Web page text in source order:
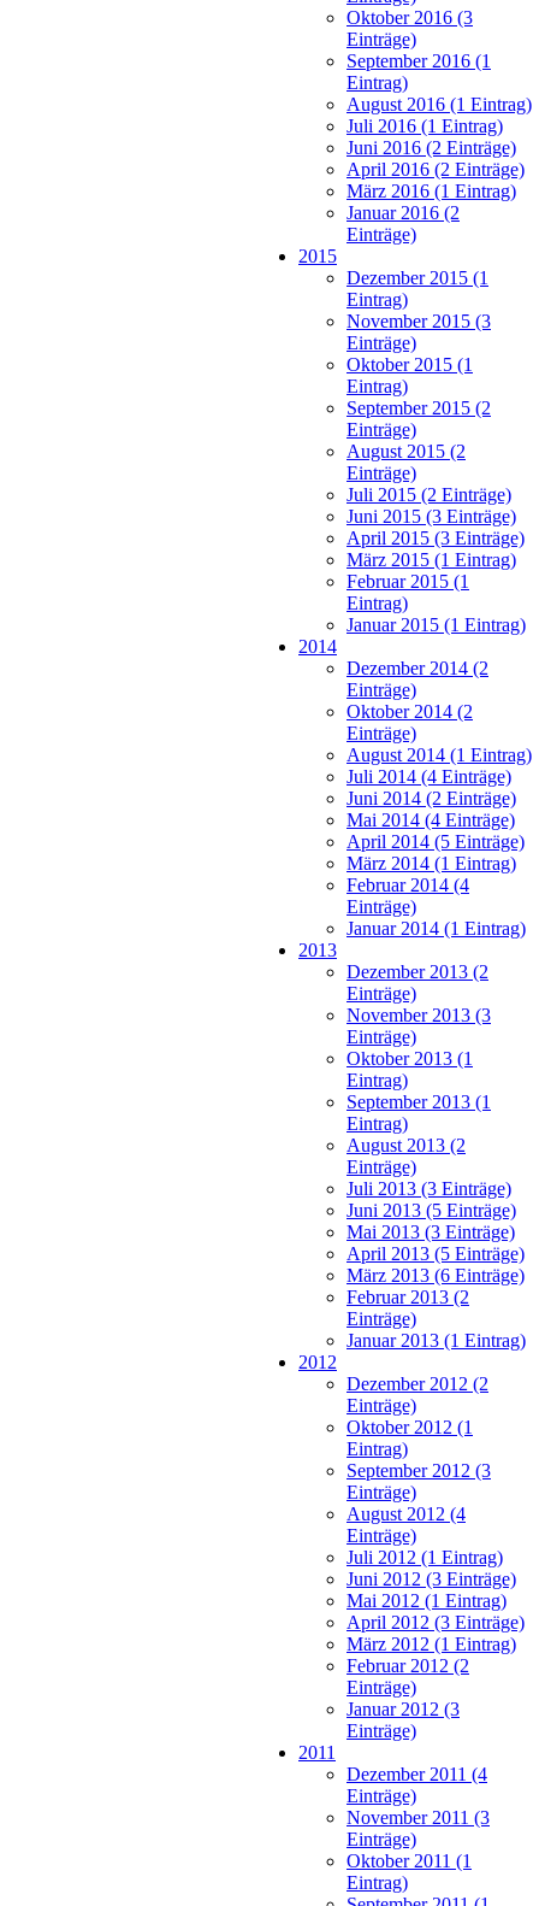
Oktober 2016 (3
Einträge)
September 2016 (1
Eintrag)
August 2016 (1 Eintrag)
Juli 2016 (1 Eintrag)
Juni 2016 (2 Einträge)
April 2016 (2 Einträge)
März 2016 (1 Eintrag)
Januar 2016 (2
Einträge)
2015
Dezember 2015 (1
Eintrag)
November 2015 (3
Einträge)
Oktober 2015 (1
Eintrag)
September 2015 (2
Einträge)
August 2015 (2
Einträge)
Juli 2015 (2 Einträge)
Juni 2015 (3 Einträge)
April 2015 (3 Einträge)
März 2015 (1 Eintrag)
Februar 2015 (1
Eintrag)
Januar 2015 (1 Eintrag)
2014
Dezember 2014 (2
Einträge)
Oktober 2014 (2
Einträge)
August 2014 (1 Eintrag)
Juli 2014 (4 Einträge)
Juni 2014 (2 Einträge)
Mai 2014 (4 Einträge)
April 2014 (5 Einträge)
März 2014 (1 Eintrag)
Februar 2014 (4
Einträge)
Januar 2014 (1 Eintrag)
2013
Dezember 2013 (2
Einträge)
November 2013 (3
Einträge)
Oktober 2013 (1
Eintrag)
September 2013 (1
Eintrag)
August 2013 (2
Einträge)
Juli 2013 (3 Einträge)
Juni 2013 (5 Einträge)
Mai 2013 (3 Einträge)
April 2013 (5 Einträge)
März 2013 (6 Einträge)
Februar 2013 (2
Einträge)
Januar 2013 (1 Eintrag)
2012
Dezember 2012 (2
Einträge)
Oktober 2012 (1
Eintrag)
September 2012 (3
Einträge)
August 2012 (4
Einträge)
Juli 2012 (1 Eintrag)
Juni 2012 (3 Einträge)
Mai 2012 (1 Eintrag)
April 2012 (3 Einträge)
März 2012 (1 Eintrag)
Februar 2012 (2
Einträge)
Januar 2012 (3
Einträge)
2011
Dezember 2011 (4
Einträge)
November 2011 (3
Einträge)
Oktober 2011 (1
Eintrag)